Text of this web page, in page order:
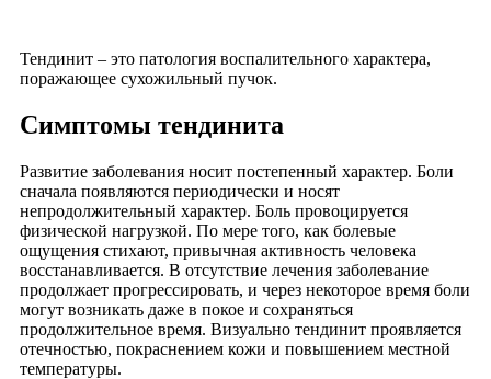
Тендинит – это патология воспалительного характера,
поражающее сухожильный пучок.
Симптомы тендинита
Развитие заболевания носит постепенный характер. Боли
сначала появляются периодически и носят
непродолжительный характер. Боль провоцируется
физической нагрузкой. По мере того, как болевые
ощущения стихают, привычная активность человека
восстанавливается. В отсутствие лечения заболевание
продолжает прогрессировать, и через некоторое время боли
могут возникать даже в покое и сохраняться
продолжительное время. Визуально тендинит проявляется
отечностью, покраснением кожи и повышением местной
температуры.